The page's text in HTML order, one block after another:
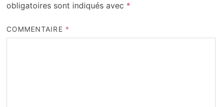
obligatoires sont indiqués avec *
COMMENTAIRE *